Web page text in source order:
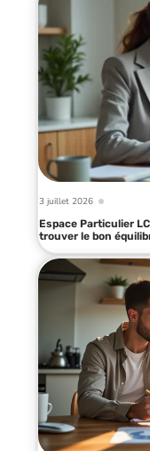
3 juillet 2026
Espace Particulier
trouver le bon